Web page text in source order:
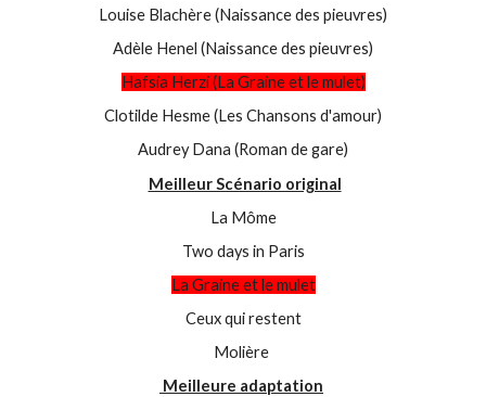
Louise Blachère (Naissance des pieuvres)
Adèle Henel (Naissance des pieuvres)
Hafsia Herzi (La Graine et le mulet)
Clotilde Hesme (Les Chansons d'amour)
Audrey Dana (Roman de gare)
Meilleur Scénario original
La Môme
Two days in Paris
La Graine et le mulet
Ceux qui restent
Molière
Meilleure adaptation